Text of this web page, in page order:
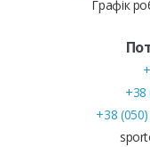
Графік
+38